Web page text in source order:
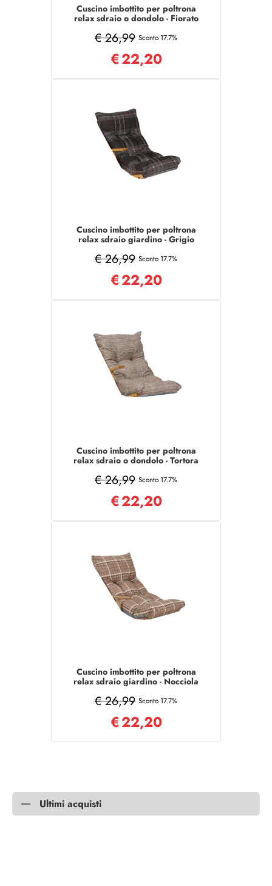
Cuscino imbottito per poltrona
relax sdraio o dondolo - Fiorato
€ 26,99 Sconto 17.7%
€22,20
Cuscino imbottito per poltrona
relax sdraio giardino - Grigio
€ 26,99 Sconto 17.7%
€22,20
Cuscino imbottito per poltrona
relax sdraio o dondolo - Tortora
€ 26,99 Sconto 17.7%
€22,20
Cuscino imbottito per poltrona
relax sdraio giardino - Nocciola
€ 26,99 Sconto 17.7%
€22,20
Ultimi acquisti